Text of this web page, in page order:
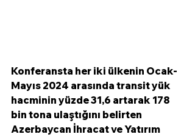
Konferansta her iki ülkenin Ocak-
Mayıs 2024 arasında transit yük
hacminin yüzde 31,6 artarak 178
bin tona ulaştığını belirten
Azerbaycan İhracat ve Yatırım